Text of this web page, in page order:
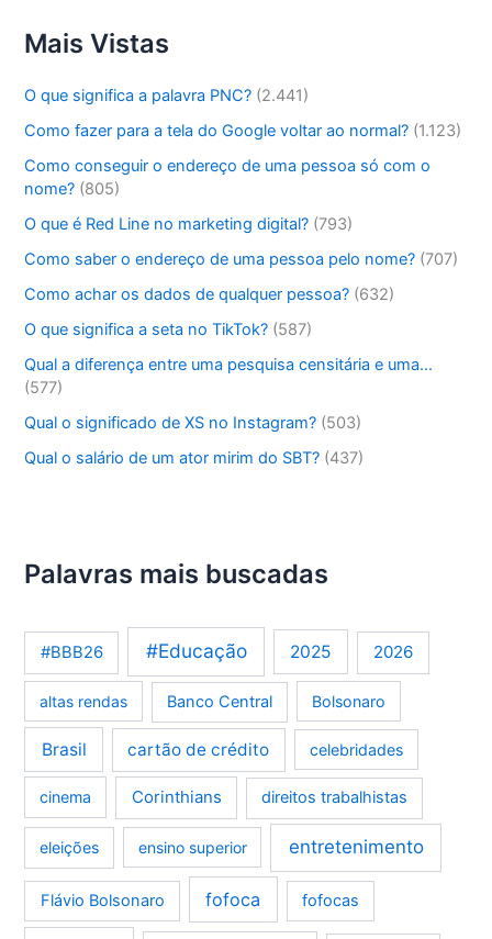
Mais Vistas
O que significa a palavra PNC? (2.441)
Como fazer para a tela do Google voltar ao normal? (1.123)
Como conseguir o endereço de uma pessoa só com o
nome? (805)
O que é Red Line no marketing digital? (793)
Como saber o endereço de uma pessoa pelo nome? (707)
Como achar os dados de qualquer pessoa? (632)
O que significa a seta no TikTok? (587)
Qual a diferença entre uma pesquisa censitária e uma…
(577)
Qual o significado de XS no Instagram? (503)
Qual o salário de um ator mirim do SBT? (437)
Palavras mais buscadas
#BBB26 #Educação 2025 2026
altas rendas Banco Central Bolsonaro
Brasil cartão de crédito celebridades
cinema Corinthians direitos trabalhistas
eleições ensino superior entretenimento
Flávio Bolsonaro fofoca fofocas